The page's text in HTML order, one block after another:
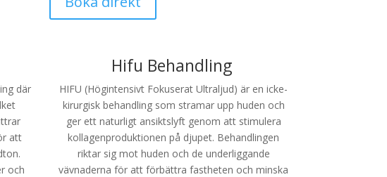
där
att
och
Hifu Behandling
HIFU (Högintensivt Fokuserat Ultraljud) är en icke-
kirurgisk behandling som stramar upp huden och
ger ett naturligt ansiktslyft genom att stimulera
kollagenproduktionen på djupet. Behandlingen
riktar sig mot huden och de underliggande
vävnaderna för att förbättra fastheten och minska